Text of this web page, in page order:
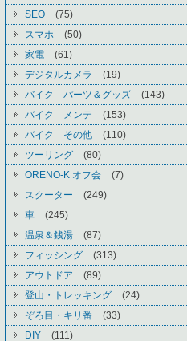
SEO
(75)
スマホ
(50)
家電
(61)
デジタルカメラ
(19)
バイク パーツ＆グッズ
(143)
バイク メンテ
(153)
バイク その他
(110)
ツーリング
(80)
ORENO-K オフ会
(7)
スクーター
(249)
車
(245)
温泉＆銭湯
(87)
フィッシング
(313)
アウトドア
(89)
登山・トレッキング
(24)
ぞろ目・キリ番
(33)
DIY
(111)